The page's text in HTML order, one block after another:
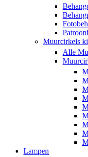
Muurcirkels
Alle
Lampen